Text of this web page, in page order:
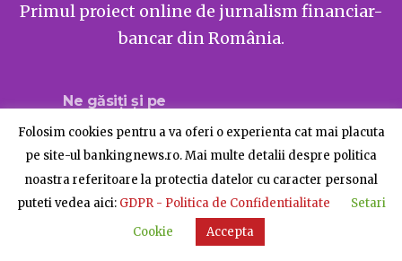
Primul proiect online de jurnalism financiar-
bancar din România.
Ne găsiți și pe
© BankingNews - Toate drepturile rezervate
Despre BankingNews Contact Publicitate
Folosim cookies pentru a va oferi o experienta cat mai placuta
pe site-ul bankingnews.ro. Mai multe detalii despre politica
noastra referitoare la protectia datelor cu caracter personal
puteti vedea aici: GDPR - Politica de Confidentialitate
Setari
Cookie
Accepta